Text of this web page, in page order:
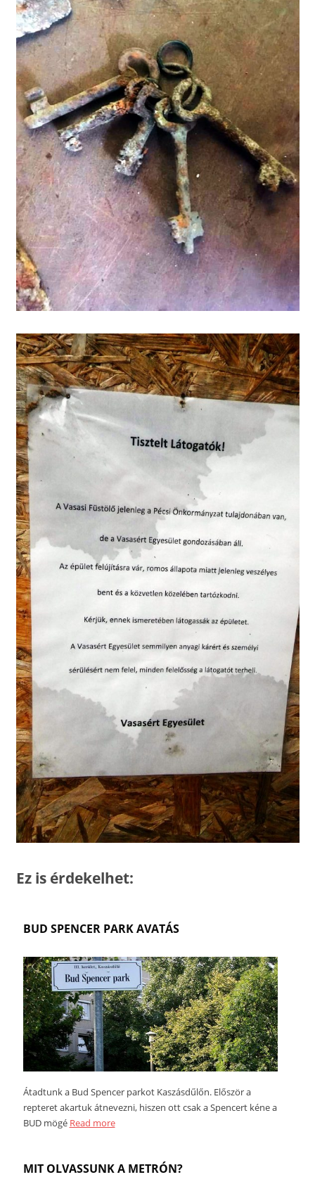
Ez is érdekelhet:
BUD SPENCER PARK AVATÁS
Átadtunk a Bud Spencer parkot Kaszásdűlőn. Először a
repteret akartuk átnevezni, hiszen ott csak a Spencert kéne a
BUD mögé Read more
MIT OLVASSUNK A METRÓN?